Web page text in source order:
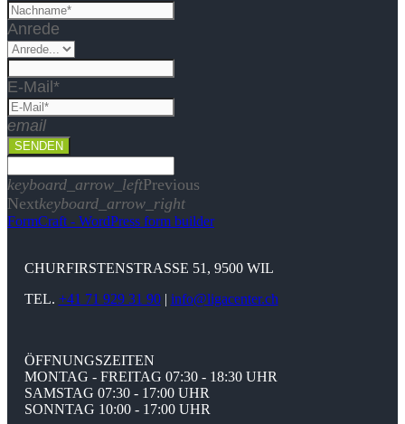
Anrede
E-Mail*
email
SENDEN
keyboard_arrow_leftPrevious
Nextkeyboard_arrow_right
FormCraft - WordPress form builder
CHURFIRSTENSTRASSE 51, 9500 WIL
TEL. +41 71 929 31 90| info@ligacenter.ch
ÖFFNUNGSZEITEN
MONTAG - FREITAG 07:30 - 18:30 UHR
SAMSTAG 07:30 - 17:00 UHR
SONNTAG 10:00 - 17:00 UHR